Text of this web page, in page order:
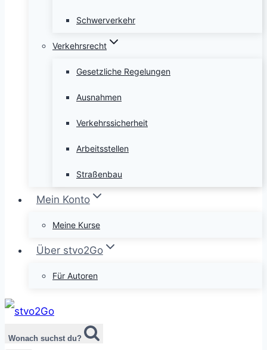
Schwerverkehr
Verkehrsrecht
Gesetzliche Regelungen
Ausnahmen
Verkehrssicherheit
Arbeitsstellen
Straßenbau
Mein Konto
Meine Kurse
Über stvo2Go
Für Autoren
Wonach suchst du?